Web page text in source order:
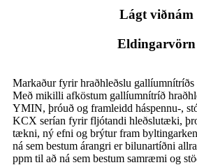
Lágt viðnám
Eldingarvörn
Markaður fyrir hraðhleðslu
Með mikilli afköstum gallíumnítríð
YMIN, þróuð og framleidd háspennu-,
KCX serían fyrir fljótandi hleðslutæki,
tækni, ný efni og brýtur fram
ná sem bestum árangri er bilunartíðni
ppm til að ná sem bestum samræmi og